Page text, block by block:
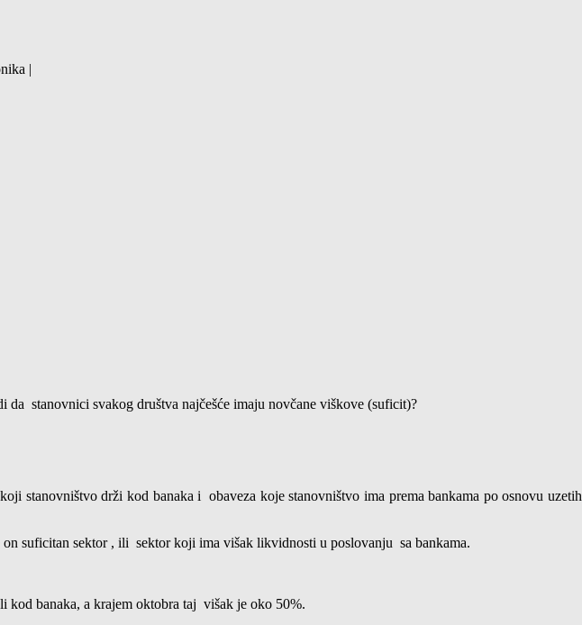
|
stanovnici svakog društva najčešće imaju novčane viškove (suficit)?
stanovništvo drži kod banaka i obaveza koje stanovništvo ima prema bankama po osnovu uzetih
on suficitan sektor , ili sektor koji ima višak likvidnosti u poslovanju sa bankama.
kod banaka, a krajem oktobra taj višak je oko 50%.